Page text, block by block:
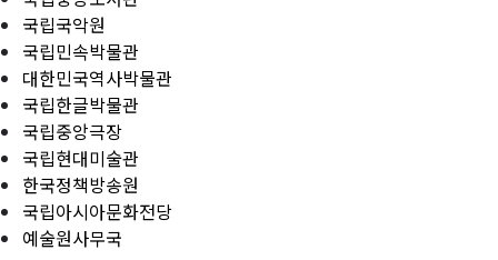
국립국악원
국립민속박물관
대한민국역사박물관
국립한글박물관
국립중앙극장
국립현대미술관
한국정책방송원
국립아시아문화전당
예술원사무국